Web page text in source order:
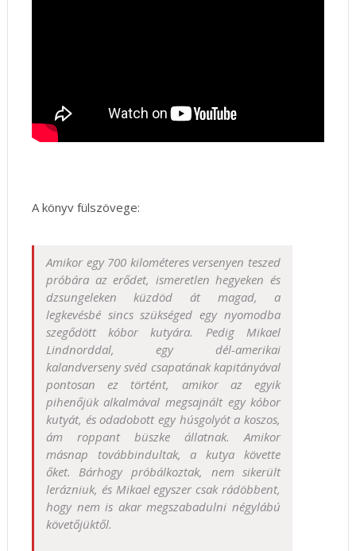
A könyv fülszövege:
Amikor egy 700 kilométeres versenyen teszed
próbára az erődet, ismeretlen hegyeken és
dzsungeleken küzdöd át magad, a
legkevésbé sincs szükséged egy nyomodba
szegődött kóbor kutyára. Pedig Mikael
Lindnorddal, egy dél-amerikai
kalandverseny svéd csapatának kapitányával
pontosan ez történt, amikor az egyik
pihenőjük alkalmával megsajnált egy kóbor
kutyát, és odadobott egy húsgolyót a koszos,
ám roppant büszke állatnak. Amikor
másnap továbbindultak, a kutya követte
őket. Bárhogy próbálkoztak, nem sikerült
lerázniuk, és Mikael egyszer csak rádöbbent,
hogy nem is akar megszabadulni négylábú
követőjüktől.